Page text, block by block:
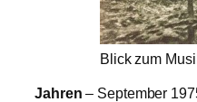
Blick zum
Jahren – September